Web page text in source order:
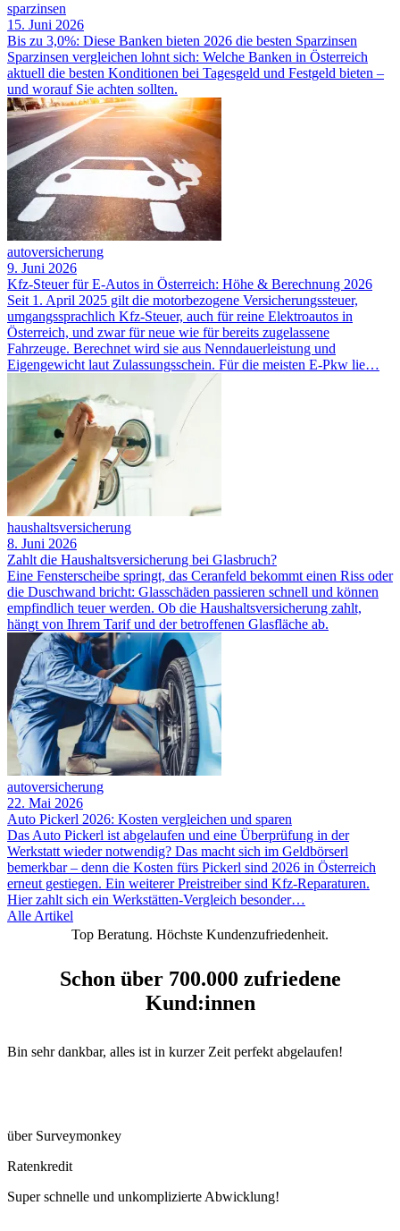
sparzinsen
15. Juni 2026
Bis zu 3,0%: Diese Banken bieten 2026 die besten Sparzinsen
Sparzinsen vergleichen lohnt sich: Welche Banken in Österreich
aktuell die besten Konditionen bei Tagesgeld und Festgeld bieten –
und worauf Sie achten sollten.
autoversicherung
9. Juni 2026
Kfz-Steuer für E-Autos in Österreich: Höhe & Berechnung 2026
Seit 1. April 2025 gilt die motorbezogene Versicherungssteuer,
umgangssprachlich Kfz-Steuer, auch für reine Elektroautos in
Österreich, und zwar für neue wie für bereits zugelassene
Fahrzeuge. Berechnet wird sie aus Nenndauerleistung und
Eigengewicht laut Zulassungsschein. Für die meisten E-Pkw lie…
haushaltsversicherung
8. Juni 2026
Zahlt die Haushaltsversicherung bei Glasbruch?
Eine Fensterscheibe springt, das Ceranfeld bekommt einen Riss oder
die Duschwand bricht: Glasschäden passieren schnell und können
empfindlich teuer werden. Ob die Haushaltsversicherung zahlt,
hängt von Ihrem Tarif und der betroffenen Glasfläche ab.
autoversicherung
22. Mai 2026
Auto Pickerl 2026: Kosten vergleichen und sparen
Das Auto Pickerl ist abgelaufen und eine Überprüfung in der
Werkstatt wieder notwendig? Das macht sich im Geldbörserl
bemerkbar – denn die Kosten fürs Pickerl sind 2026 in Österreich
erneut gestiegen. Ein weiterer Preistreiber sind Kfz-Reparaturen.
Hier zahlt sich ein Werkstätten-Vergleich besonder…
Alle Artikel
Top Beratung. Höchste Kundenzufriedenheit.
Schon über 700.000 zufriedene
Kund:innen
Bin sehr dankbar, alles ist in kurzer Zeit perfekt abgelaufen!
über Surveymonkey
Ratenkredit
Super schnelle und unkomplizierte Abwicklung!